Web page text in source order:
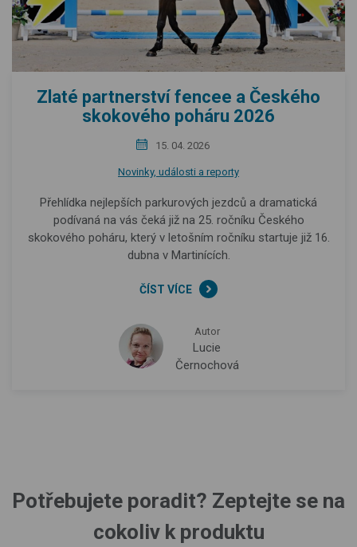
Zlaté partnerství fencee a Českého
skokového poháru 2026
15. 04. 2026
Novinky, události a reporty
Přehlídka nejlepších parkurových jezdců a dramatická
podívaná na vás čeká již na 25. ročníku Českého
skokového poháru, který v letošním ročníku startuje již 16.
dubna v Martinících.
ČÍST VÍCE
Autor
Lucie
Černochová
Potřebujete poradit? Zeptejte se na
cokoliv k produktu